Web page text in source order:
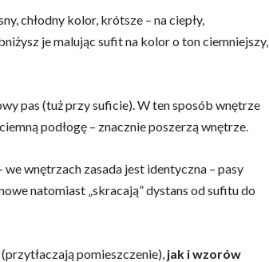
chłodny kolor, krótsze – na ciepły,
je malując sufit na kolor o ton ciemniejszy,
pas (tuż przy suficie). W ten sposób wnętrze
podłogę – znacznie poszerzą wnętrze.
wnętrzach zasada jest identyczna – pasy
natomiast „skracają” dystans od sufitu do
(przytłaczają pomieszczenie), jak i wzorów